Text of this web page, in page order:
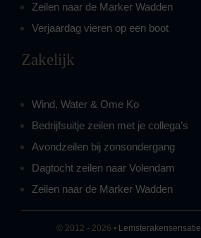
Zeilen naar de Marker Wadden
Verjaardag vieren op een boot
Zakelijk
Wind, Water & Ome Ko
Bedrijfsuitje zeilen met je collega’s
Avondzeilen bij zonsondergang
Dagtocht zeilen naar Volendam
Zeilen naar de Marker Wadden
© 2012 - 2026 • Lemsterakensensatie